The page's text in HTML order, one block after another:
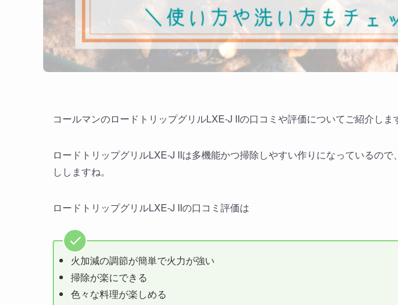
コールマンのロードトリップグリルLXE-J IIの口コミや評価についてご紹介しま
ロードトリップグリルLXE-J IIは多機能かつ掃除しやすい作りになっているの
ししますね。
ロードトリップグリルLXE-J IIの口コミ評価は
火加減の調節が簡単で火力が強い
掃除が楽にできる
色々な料理が楽しめる